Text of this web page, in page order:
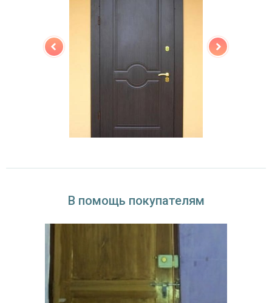
В помощь покупателям